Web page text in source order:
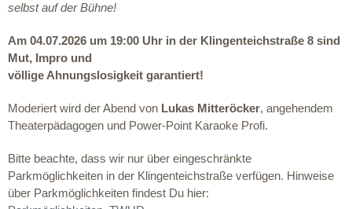
selbst auf der Bühne!
Am 04.07.2026 um 19:00 Uhr in der Klingenteichstraße 8 sind
Mut, Impro und
völlige Ahnungslosigkeit garantiert!
Moderiert wird der Abend von Lukas Mitteröcker, angehendem
Theaterpädagogen und Power-Point Karaoke Profi.
Bitte beachte, dass wir nur über eingeschränkte
Parkmöglichkeiten in der Klingenteichstraße verfügen. Hinweise
über Parkmöglichkeiten findest Du hier: